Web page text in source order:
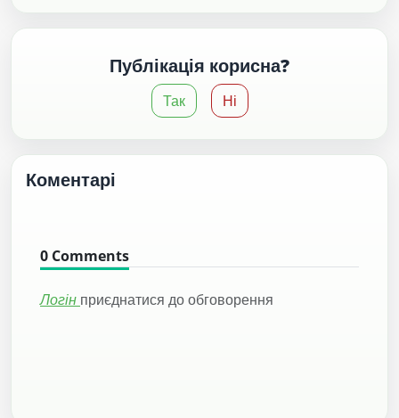
Публікація корисна?
Так Ні
Коментарі
0 Comments
Логін приєднатися до обговорення